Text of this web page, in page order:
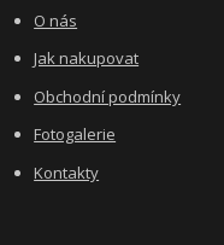
O nás
Jak nakupovat
Obchodní podmínky
Fotogalerie
Kontakty